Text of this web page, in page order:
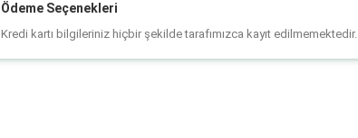
Ödeme Seçenekleri
Kredi kartı bilgileriniz hiçbir şekilde tarafımızca kayıt edilmemektedir.